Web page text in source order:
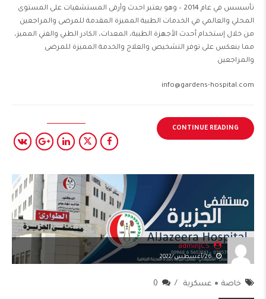
تأسسس في عام 2014 – وهو يعتبر احدث وأرقى المستشفيات على المستوى
المحلي والعالمي في الخدمات الطبية المميزة المقدمة للمرضى والمراجعين
من خلال إستخدام أحدث الأجهزة الطبية، المعدات، الكادر الطبي والفني المميز،
مما ينعكس على توفر التشخيص والعلاج والخدمة المميزة للمرضى
والمراجعين
info@gardens-hospital.com
CONTINUE READING
adminJCS
26/أغسطس/2022
خاصة عسكرية 0